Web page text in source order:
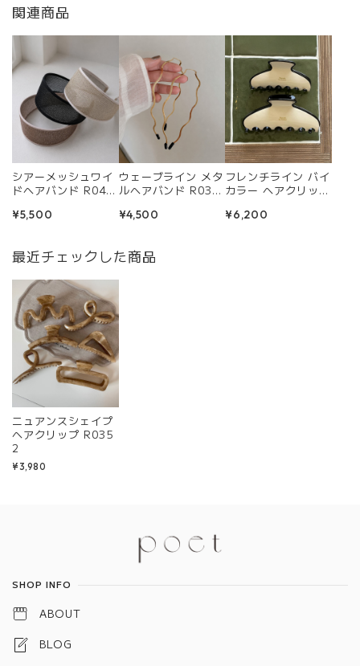
関連商品
シアーメッシュワイ
ドヘアバンド R040
¥5,500
ウェーブライン メタ
ルヘアバンド R039
¥4,500
フレンチライン バイ
カラー ヘアクリップ
¥6,200
最近チェックした商品
ニュアンスシェイプ
ヘアクリップ R035
2
¥3,980
SHOP INFO
ABOUT
BLOG